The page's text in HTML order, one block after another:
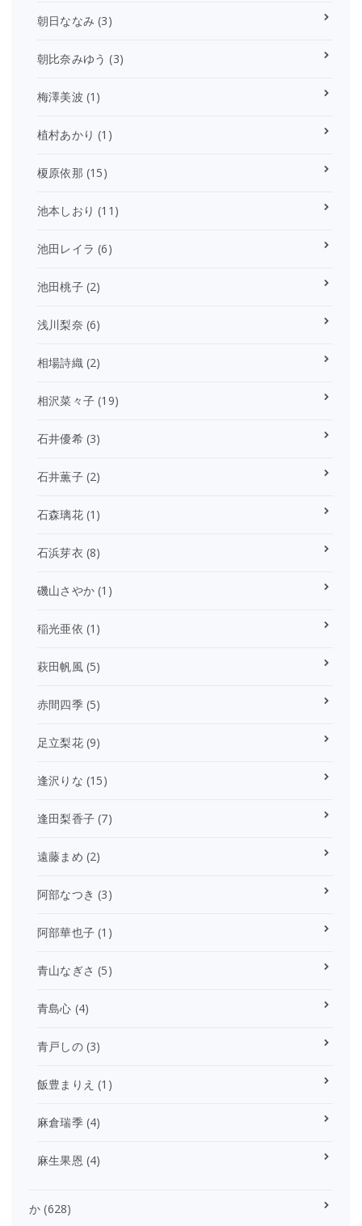
朝日ななみ (3)
朝比奈みゆう (3)
梅澤美波 (1)
植村あかり (1)
榎原依那 (15)
池本しおり (11)
池田レイラ (6)
池田桃子(2)
浅川梨奈 (6)
相場詩織 (2)
相沢菜々子 (19)
石井優希(3)
石井薫子(2)
石森璃花(1)
石浜芽衣 (8)
磯山さやか (1)
稲光亜依 (1)
萩田帆風(5)
赤間四季(5)
足立梨花(9)
逢沢りな (15)
逢田梨香子 (7)
遠藤まめ (2)
阿部なつき (3)
阿部華也子 (1)
青山なぎさ (5)
青島心 (4)
青戸しの(3)
飯豊まりえ (1)
麻倉瑞季(4)
麻生果恩 (4)
か (628)